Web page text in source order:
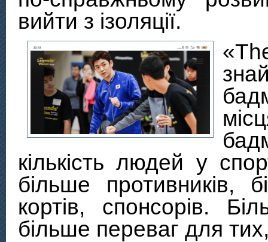
вийти з ізоляції.
«
кількість людей у
більше противників,
кортів, спонсорів.
більше переваг для